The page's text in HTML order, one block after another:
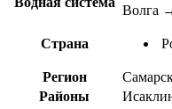
Волга
Страна
Регион
Районы